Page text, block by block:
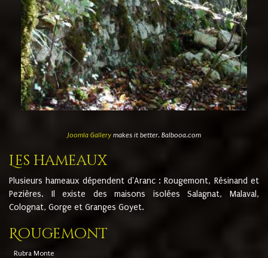
Joomla Gallerymakes it better. Balbooa.com
Les hameaux
Plusieurs hameaux dépendent d'Aranc : Rougemont, Résinand et
Pezières. Il existe des maisons isolées Salagnat, Malaval,
Colognat, Gorge et Granges Goyet.
Rougemont
Rubra Monte